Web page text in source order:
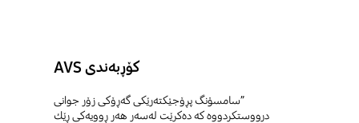
کۆڕبەندی AVS
”سامسۆنگ پڕۆجێکتەرێکی گەڕۆکی زۆر جوانی
درووستکردووە کە دەکرێت لەسەر هەر ڕوویەکی ڕێك